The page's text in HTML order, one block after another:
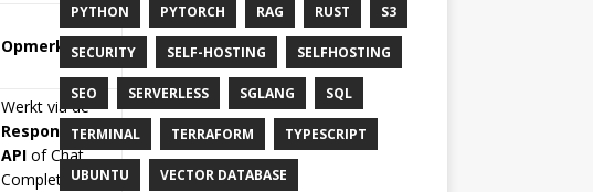
Opmerkingen
Werkt via de
Responses
API of Chat
Completions;
PYTHON PYTORCH RAG RUST S3
SECURITY SELF-HOSTING SELFHOSTING
SEO SERVERLESS SGLANG SQL
TERMINAL TERRAFORM TYPESCRIPT
UBUNTU VECTOR DATABASE